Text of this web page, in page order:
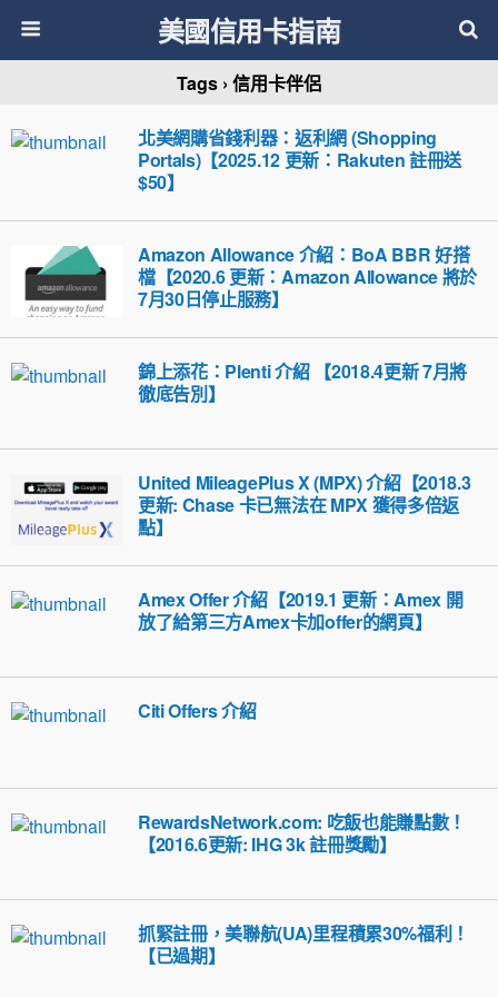
美國信用卡指南
Tags › 信用卡伴侶
北美網購省錢利器：返利網 (Shopping
Portals)【2025.12 更新：Rakuten 註冊送
$50】
Amazon Allowance 介紹：BoA BBR 好搭
檔【2020.6 更新：Amazon Allowance 將於
7月30日停止服務】
錦上添花：Plenti 介紹 【2018.4更新 7月將
徹底告別】
United MileagePlus X (MPX) 介紹【2018.3
更新: Chase 卡已無法在 MPX 獲得多倍返
點】
Amex Offer 介紹【2019.1 更新：Amex 開
放了給第三方Amex卡加offer的網頁】
Citi Offers 介紹
RewardsNetwork.com: 吃飯也能賺點數！
【2016.6更新: IHG 3k 註冊獎勵】
抓緊註冊，美聯航(UA)里程積累30%福利！
【已過期】